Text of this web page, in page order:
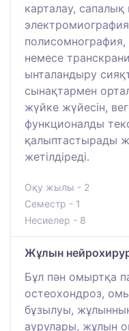
карталау,
немесе
ынталандыру
сынақтармен
жүйке жүйесін,
функционалды
қалыптастырады
жетілдіреді.
Оқу жылы - 2
Семестр - 1
Несиелер - 8
Жұлын
Бұл пән омыртқа
остеохондроз,
бұзылуы,
аурулары, жұлын